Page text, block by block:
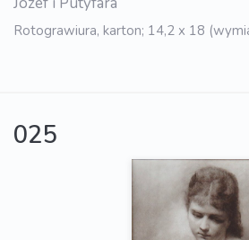
Rotograwiura, karton; 14,2 x 18
025